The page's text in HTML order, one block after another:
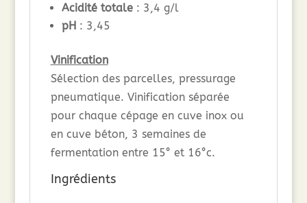
Acidité totale: 3,4 g/l
pH: 3,45
Vinification
Sélection des parcelles, pressurage
pneumatique. Vinification séparée
pour chaque cépage en cuve inox ou
en cuve béton, 3 semaines de
fermentation entre 15° et 16°c.
Ingrédients